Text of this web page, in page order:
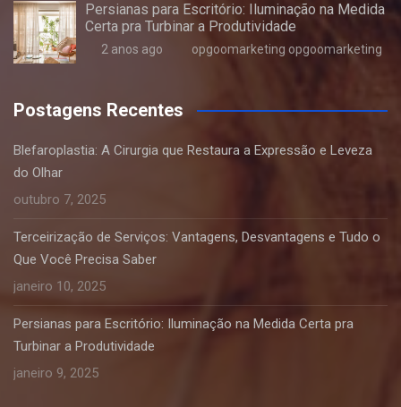
Persianas para Escritório: Iluminação na Medida
Certa pra Turbinar a Produtividade
2 anos ago opgoomarketing opgoomarketing
Postagens Recentes
Blefaroplastia: A Cirurgia que Restaura a Expressão e Leveza
do Olhar
outubro 7, 2025
Terceirização de Serviços: Vantagens, Desvantagens e Tudo o
Que Você Precisa Saber
janeiro 10, 2025
Persianas para Escritório: Iluminação na Medida Certa pra
Turbinar a Produtividade
janeiro 9, 2025